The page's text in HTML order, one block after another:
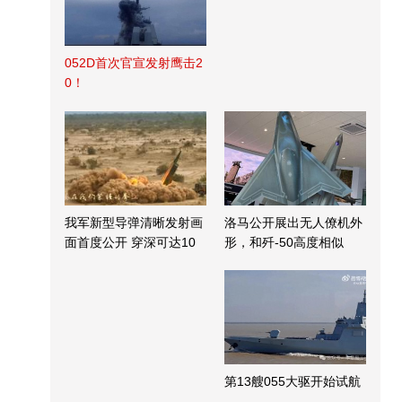
052D首次官宣发射鹰击2
0！
我军新型导弹清晰发射画
面首度公开 穿深可达10
洛马公开展出无人僚机外
形，和歼-50高度相似
第13艘055大驱开始试航